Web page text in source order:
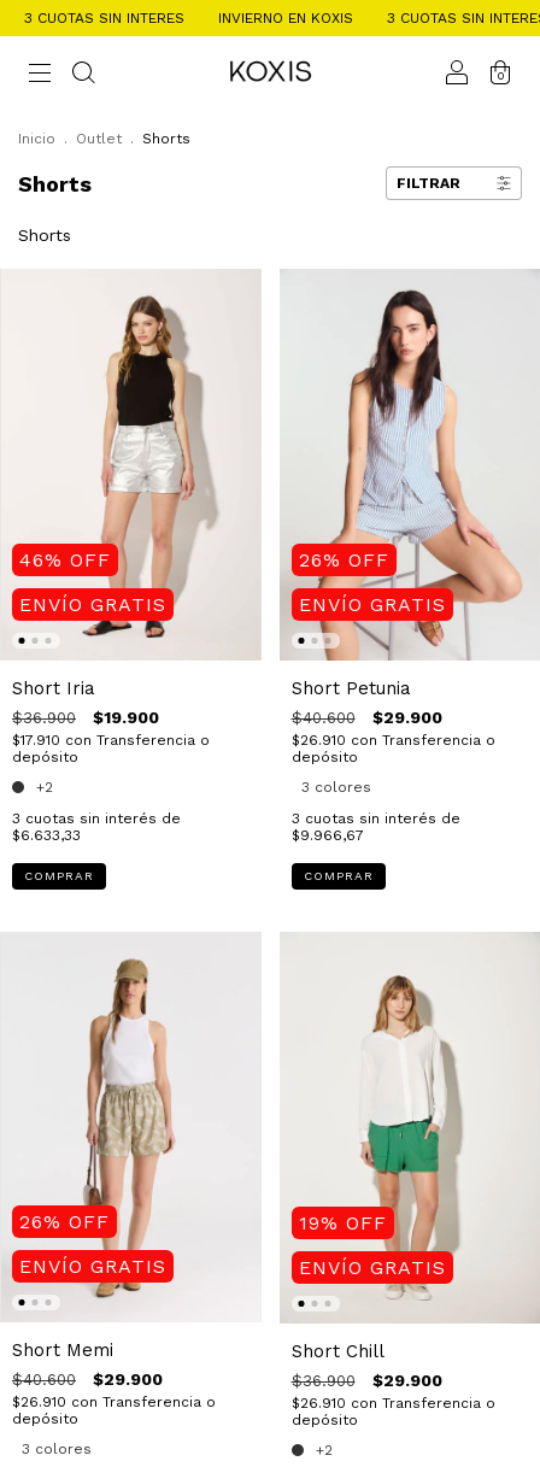
INTERES INVIERNO EN KOXIS 3 CUOTAS SIN INTERES
0
Inicio . Outlet . Shorts
Shorts FILTRAR
Shorts
46% OFF
ENVÍO GRATIS
Short Iria
$36.900 $19.900
$17.910 con Transferencia o
depósito
+2
3 cuotas sin interés de
$6.633,33
COMPRAR
26% OFF
ENVÍO GRATIS
Short Petunia
$40.600 $29.900
$26.910 con Transferencia o
depósito
3 colores
3 cuotas sin interés de
$9.966,67
COMPRAR
26% OFF
ENVÍO GRATIS
Short Memi
$40.600 $29.900
$26.910 con Transferencia o
depósito
3 colores
19% OFF
ENVÍO GRATIS
Short Chill
$36.900 $29.900
$26.910 con Transferencia o
depósito
+2